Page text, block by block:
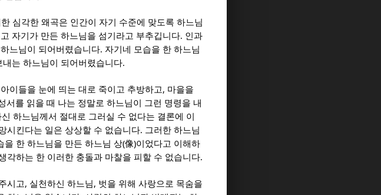
심각한 왜곡은 인간이 자기 수준에 맞도록 하느님
자기가 만든 하느님을 섬기라고 부추깁니다. 인과
느님이 되어버렸습니다. 자기네 모습을 한 하느님
는 하느님이 되어버렸습니다.
아이들을 눈에 띄는 대로 죽이고 추방하고, 마을을
서를 읽을 때 나는 정말로 하느님이 그런 명령을 내
하느님께서 절대로 그러실 수 없다는 결론에 이
시킨다는 일은 상상할 수 없습니다. 그러한 하느님
을 한 하느님을 만든 하느님 상(像)이었다고 이해하
각하는 한 이러한 충돌과 마찰을 피할 수 없습니다.
시고, 실천하신 하느님, 벗을 위해 사랑으로 목숨을